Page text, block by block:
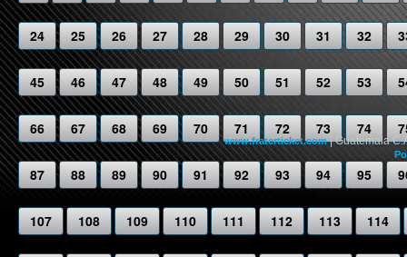
24 25 26 27 28 29 30 31 32
45 46 47 48 49 50 51 52 53
66 67 68 69 70 71 72 73 74
87 88 89 90 91 92 93 94 95
107 108 109 110 111 112 113 114
www.fraterticket.com | Guatemala